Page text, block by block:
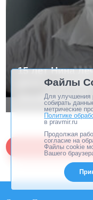
15 лет Нина
разрыв
неизвестности
Файлы
Для улучшения
собирать
метрические
Политике
в pravmir.ru
Продолжая
согласие на
Файлы cookie
Вашего